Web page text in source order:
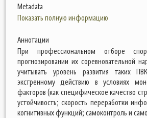
Metadata
Показать полную информацию
Аннотации
При профессиональном отборе
прогнозировании их соревновательной
учитывать уровень развития таких
экстренному действию в условиях
факторов (как специфическое качество
устойчивость; скорость переработки
когнитивных функций; самоконтроль и